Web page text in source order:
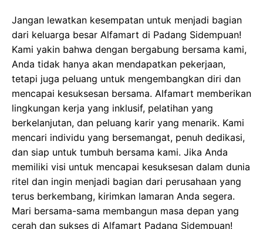
Jangan lewatkan kesempatan untuk menjadi bagian
dari keluarga besar Alfamart di Padang Sidempuan!
Kami yakin bahwa dengan bergabung bersama kami,
Anda tidak hanya akan mendapatkan pekerjaan,
tetapi juga peluang untuk mengembangkan diri dan
mencapai kesuksesan bersama. Alfamart memberikan
lingkungan kerja yang inklusif, pelatihan yang
berkelanjutan, dan peluang karir yang menarik. Kami
mencari individu yang bersemangat, penuh dedikasi,
dan siap untuk tumbuh bersama kami. Jika Anda
memiliki visi untuk mencapai kesuksesan dalam dunia
ritel dan ingin menjadi bagian dari perusahaan yang
terus berkembang, kirimkan lamaran Anda segera.
Mari bersama-sama membangun masa depan yang
cerah dan sukses di Alfamart Padang Sidempuan!